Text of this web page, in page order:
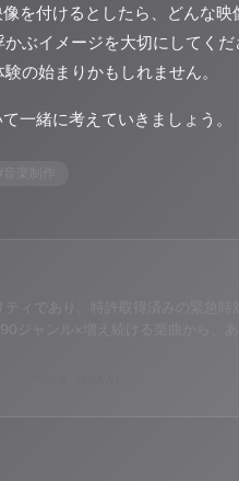
を付けるとしたら、どんな
ぶイメージを大切にしてく
の始まりかもしれません。
一緒に考えていきましょう。
ティであり、特許取得済みの緊急時
ジャンル×増え続ける楽曲から、